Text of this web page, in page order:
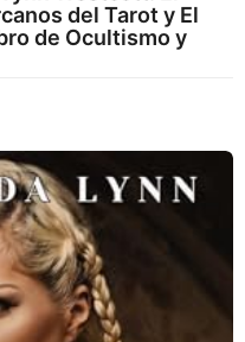
del Tarot y El
de Ocultismo y